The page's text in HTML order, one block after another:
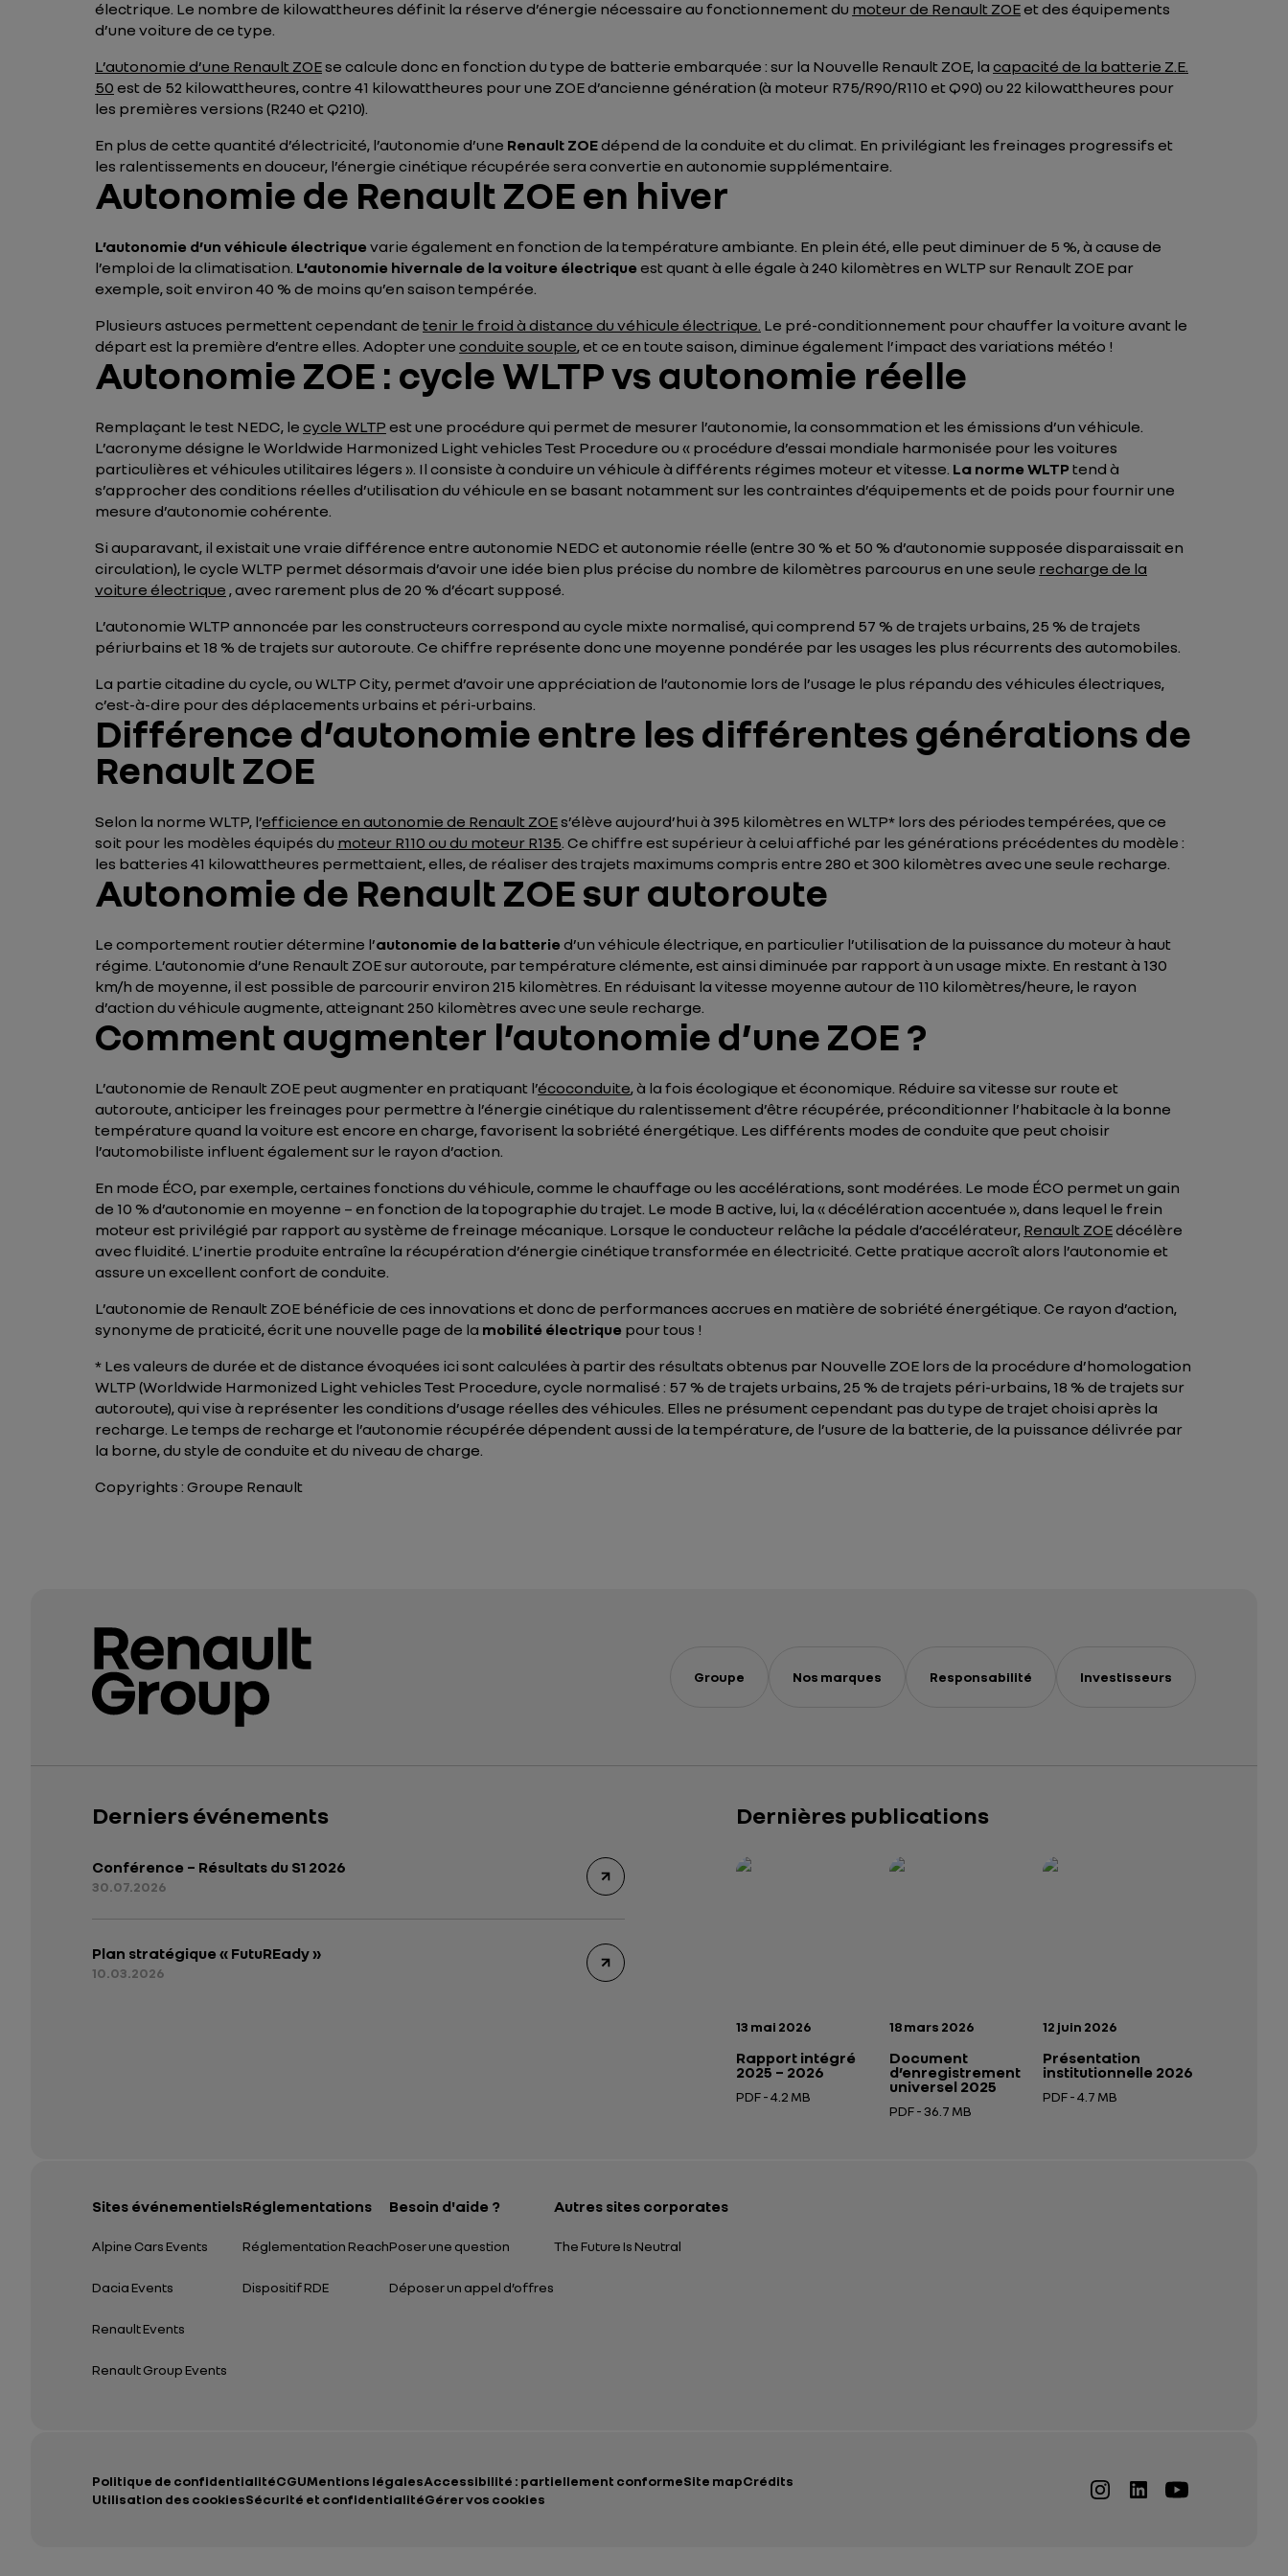
électrique. Le nombre de kilowattheures définit la réserve d’énergie nécessaire au fonctionnement du moteur de Renault ZOEet des équipements
d’une voiture de ce type.
L’autonomie d’une Renault ZOEse calcule donc en fonction du type de batterie embarquée : sur la Nouvelle Renault ZOE, la capacité de la batterie Z.E.
50 est de 52 kilowattheures, contre 41 kilowattheures pour une ZOE d’ancienne génération (à moteur R75/R90/R110 et Q90) ou 22 kilowattheures pour
les premières versions (R240 et Q210).
En plus de cette quantité d’électricité, l’autonomie d’une Renault ZOEdépend de la conduite et du climat. En privilégiant les freinages progressifs et
les ralentissements en douceur, l’énergie cinétique récupérée sera convertie en autonomie supplémentaire.
Autonomie de Renault ZOE en hiver
L’autonomie d’un véhicule électrique varie également en fonction de la température ambiante. En plein été, elle peut diminuer de 5 %, à cause de
l’emploi de la climatisation. L’autonomie hivernale de la voiture électrique est quant à elle égale à 240 kilomètres en WLTP sur Renault ZOE par
exemple, soit environ 40 % de moins qu’en saison tempérée.
Plusieurs astuces permettent cependant de tenir le froid à distance du véhicule électrique. Le pré-conditionnement pour chauffer la voiture avant le
départ est la première d’entre elles. Adopter une conduite souple, et ce en toute saison, diminue également l’impact des variations météo !
Autonomie ZOE : cycle WLTP vs autonomie réelle
Remplaçant le test NEDC, le cycle WLTP est une procédure qui permet de mesurer l’autonomie, la consommation et les émissions d’un véhicule.
L’acronyme désigne le Worldwide Harmonized Light vehicles Test Procedure ou « procédure d’essai mondiale harmonisée pour les voitures
particulières et véhicules utilitaires légers ». Il consiste à conduire un véhicule à différents régimes moteur et vitesse. La norme WLTP tend à
s’approcher des conditions réelles d’utilisation du véhicule en se basant notamment sur les contraintes d’équipements et de poids pour fournir une
mesure d’autonomie cohérente.
Si auparavant, il existait une vraie différence entre autonomie NEDC et autonomie réelle (entre 30 % et 50 % d’autonomie supposée disparaissait en
circulation), le cycle WLTP permet désormais d’avoir une idée bien plus précise du nombre de kilomètres parcourus en une seule recharge de la
voiture électrique , avec rarement plus de 20 % d’écart supposé.
L’autonomie WLTP annoncée par les constructeurs correspond au cycle mixte normalisé, qui comprend 57 % de trajets urbains, 25 % de trajets
périurbains et 18 % de trajets sur autoroute. Ce chiffre représente donc une moyenne pondérée par les usages les plus récurrents des automobiles.
La partie citadine du cycle, ou WLTP City, permet d’avoir une appréciation de l’autonomie lors de l’usage le plus répandu des véhicules électriques,
c’est-à-dire pour des déplacements urbains et péri-urbains.
Différence d’autonomie entre les différentes générations de
Renault ZOE
Selon la norme WLTP, l’efficience en autonomie de Renault ZOEs’élève aujourd’hui à 395 kilomètres en WLTP* lors des périodes tempérées, que ce
soit pour les modèles équipés du moteur R110 ou du moteur R135. Ce chiffre est supérieur à celui affiché par les générations précédentes du modèle :
les batteries 41 kilowattheures permettaient, elles, de réaliser des trajets maximums compris entre 280 et 300 kilomètres avec une seule recharge.
Autonomie de Renault ZOE sur autoroute
Le comportement routier détermine l’autonomie de la batterie d’un véhicule électrique, en particulier l’utilisation de la puissance du moteur à haut
régime. L’autonomie d’une Renault ZOE sur autoroute, par température clémente, est ainsi diminuée par rapport à un usage mixte. En restant à 130
km/h de moyenne, il est possible de parcourir environ 215 kilomètres. En réduisant la vitesse moyenne autour de 110 kilomètres/heure, le rayon
d’action du véhicule augmente, atteignant 250 kilomètres avec une seule recharge.
Comment augmenter l’autonomie d’une ZOE ?
L’autonomie de Renault ZOE peut augmenter en pratiquant l’écoconduite, à la fois écologique et économique. Réduire sa vitesse sur route et
autoroute, anticiper les freinages pour permettre à l’énergie cinétique du ralentissement d’être récupérée, préconditionner l’habitacle à la bonne
température quand la voiture est encore en charge, favorisent la sobriété énergétique. Les différents modes de conduite que peut choisir
l’automobiliste influent également sur le rayon d’action.
En mode ÉCO, par exemple, certaines fonctions du véhicule, comme le chauffage ou les accélérations, sont modérées. Le mode ÉCO permet un gain
de 10 % d’autonomie en moyenne – en fonction de la topographie du trajet. Le mode B active, lui, la « décélération accentuée », dans lequel le frein
moteur est privilégié par rapport au système de freinage mécanique. Lorsque le conducteur relâche la pédale d’accélérateur, Renault ZOEdécélère
avec fluidité. L’inertie produite entraîne la récupération d’énergie cinétique transformée en électricité. Cette pratique accroît alors l’autonomie et
assure un excellent confort de conduite.
L’autonomie de Renault ZOE bénéficie de ces innovations et donc de performances accrues en matière de sobriété énergétique. Ce rayon d’action,
synonyme de praticité, écrit une nouvelle page de la mobilité électrique pour tous !
* Les valeurs de durée et de distance évoquées ici sont calculées à partir des résultats obtenus par Nouvelle ZOE lors de la procédure d’homologation
WLTP (Worldwide Harmonized Light vehicles Test Procedure, cycle normalisé : 57 % de trajets urbains, 25 % de trajets péri-urbains, 18 % de trajets sur
autoroute), qui vise à représenter les conditions d’usage réelles des véhicules. Elles ne présument cependant pas du type de trajet choisi après la
recharge. Le temps de recharge et l’autonomie récupérée dépendent aussi de la température, de l’usure de la batterie, de la puissance délivrée par
la borne, du style de conduite et du niveau de charge.
Copyrights : Groupe Renault
Groupe Nos marques Responsabilité Investisseurs
Derniers événements
Conférence – Résultats du S1 2026
30.07.2026
Plan stratégique « FutuREady »
10.03.2026
Dernières publications
Date de publication:
13 mai 2026
Rapport intégré
2025 – 2026
PDF - 4.2 MB
Ouverture dans un nouvel onglet
Rapport intégré 2025 – 2026 — données structurées (JSON)
Date de publication:
18 mars 2026
Document
d’enregistrement
universel 2025
PDF - 36.7 MB
Date de publication:
12 juin 2026
Présentation
institutionnelle 2026
PDF - 4.7 MB
Présentation institutionnelle 2026 — données structurées (JSON)
Sites événementiels
Alpine Cars Events
Dacia Events
Renault Events
Renault Group Events
Réglementations
Réglementation Reach
Dispositif RDE
Besoin d'aide ?
Poser une question
Déposer un appel d’offres
Autres sites corporates
The Future Is Neutral
Politique de confidentialitéCGUMentions légalesAccessibilité : partiellement conformeSite mapCrédits
Utilisation des cookiesSécurité et confidentialitéGérer vos cookies